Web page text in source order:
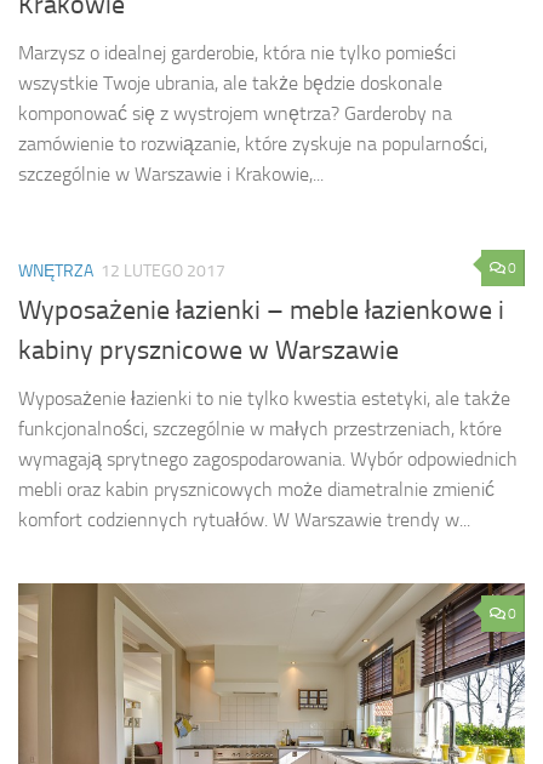
Marzysz o idealnej garderobie, która nie tylko pomieści
wszystkie Twoje ubrania, ale także będzie doskonale
komponować się z wystrojem wnętrza? Garderoby na
zamówienie to rozwiązanie, które zyskuje na popularności,
szczególnie w Warszawie i Krakowie,...
0
WNĘTRZA 12 LUTEGO 2017
Wyposażenie łazienki – meble łazienkowe i
kabiny prysznicowe w Warszawie
Wyposażenie łazienki to nie tylko kwestia estetyki, ale także
funkcjonalności, szczególnie w małych przestrzeniach, które
wymagają sprytnego zagospodarowania. Wybór odpowiednich
mebli oraz kabin prysznicowych może diametralnie zmienić
komfort codziennych rytuałów. W Warszawie trendy w...
0